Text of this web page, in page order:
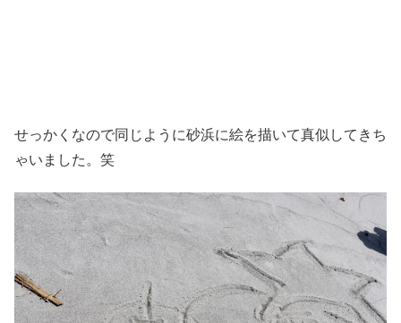
せっかくなので同じように砂浜に絵を描いて真似してきち
ゃいました。笑